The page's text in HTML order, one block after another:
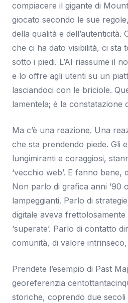
compiacere il gigante di
giocato secondo le sue
della qualità e dell’autenticità.
che ci ha dato visibilità, ci sta
sotto i piedi. L’AI riassume il
e lo offre agli utenti su un
lasciandoci con le briciole.
lamentela; è la constatazione
Ma c’è una reazione. Una
che sta prendendo piede. Gli
lungimiranti e coraggiosi,
‘vecchio web’. E fanno bene,
Non parlo di grafica anni ’90
lampeggianti. Parlo di
digitale aveva
‘superate’. Parlo di contatto
comunità, di valore
Prendete l’esempio di Past
georeferenzia
storiche, coprendo due